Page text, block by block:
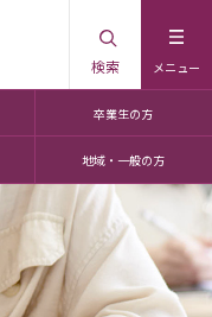
メニュー
検索
卒業生の方
地域・一般の方